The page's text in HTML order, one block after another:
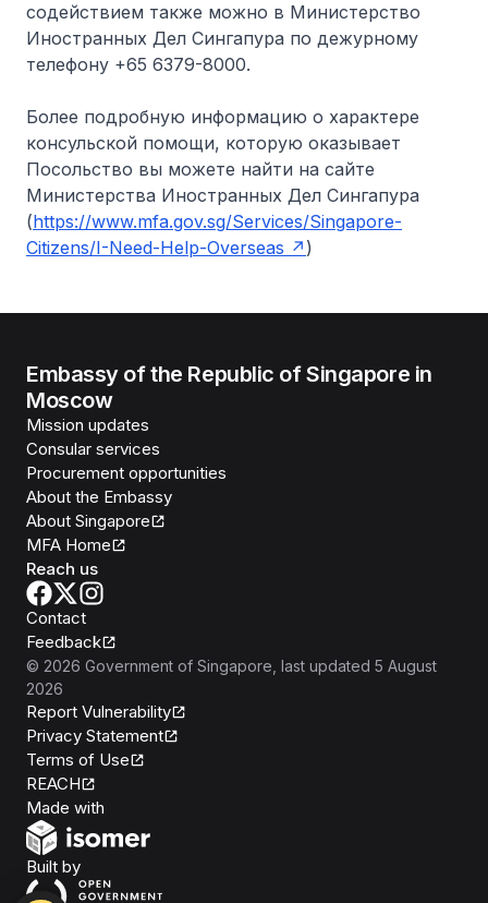
содействием также можно в Министерство
Иностранных Дел Сингапура по дежурному
телефону +65 6379-8000.
Более подробную информацию о характере
консульской помощи, которую оказывает
Посольство вы можете найти на сайте
Министерства Иностранных Дел Сингапура
(https://www.mfa.gov.sg/Services/Singapore-
Citizens/I-Need-Help-Overseas
)
Embassy of the Republic of Singapore in
Moscow
Mission updates
Consular services
Procurement opportunities
About the Embassy
About Singapore
MFA Home
Reach us
Contact
Feedback
© 2026 Government of Singapore , last updated 5 August
2026
Report Vulnerability
Privacy Statement
Terms of Use
REACH
Made with
Built byOpen Government Products